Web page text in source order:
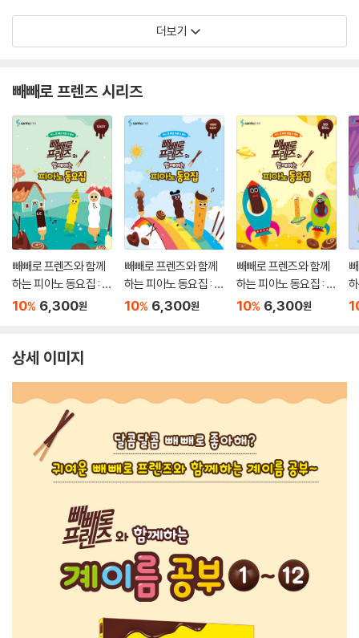
더보기
빼빼로 프렌즈 시리즈
빼빼로 프렌즈와 함께
하는 피아노 동요집 : E
ASY
10% 6,300원
빼빼로 프렌즈와 함께
하는 피아노 동요집 : V
ERY EASY
10% 6,300원
빼빼로 프렌즈와 함께
하는 피아노 동요집 : 꼬
마 피아노
10% 6,300원
상세 이미지